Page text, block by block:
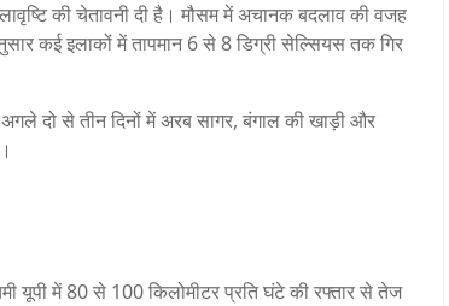
की चेतावनी दी है। मौसम में अचानक बदलाव की वजह
कई इलाकों में तापमान 6 से 8 डिग्री सेल्सियस तक गिर
दो से तीन दिनों में अरब सागर, बंगाल की खाड़ी और
यूपी में 80 से 100 किलोमीटर प्रति घंटे की रफ्तार से तेज